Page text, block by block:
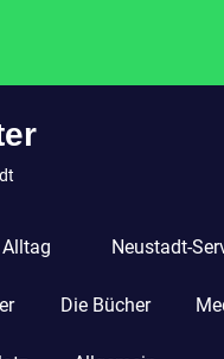
Alltag Neustadt-
Die Bücher